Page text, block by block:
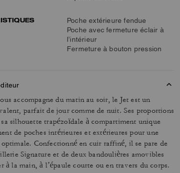
Poche extérieure fendue
Poche avec fermeture éclair à
l’intérieur
Fermeture à bouton pression
accompagne du matin au soir, le Jet est un
parfait de jour comme de nuit. Ses proportions
silhouette trapézoïdale à compartiment unique
de poches intérieures et extérieures pour une
Confectionné en cuir raffiné, il se pare de
Signature et de deux bandoulières amovibles
à la main, à l’épaule courte ou en travers du corps.